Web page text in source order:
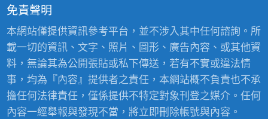
免責聲明
本網站僅提供資訊參考平台，並不涉入其中任何諮詢。所
載一切的資訊、文字、照片、圖形、廣告內容、或其他資
料，無論其為公開張貼或私下傳送，若有不實或違法情
事，均為『內容』提供者之責任，本網站概不負責也不承
擔任何法律責任，僅係提供不特定對象刊登之媒介。任何
內容一經舉報與發現不當，將立即刪除帳號與內容。